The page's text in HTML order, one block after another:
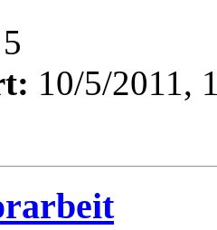
5
10/5/2011,